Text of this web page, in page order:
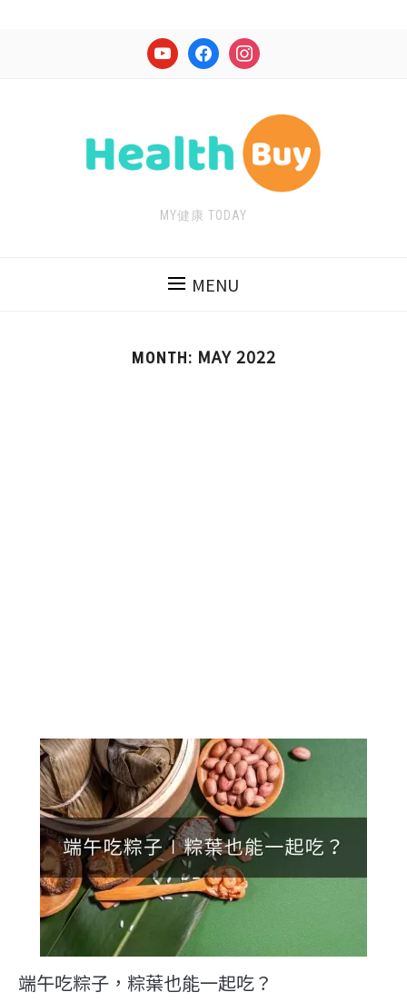
youtube facebookinstagram
MY健康 TODAY
MENU
MONTH: MAY 2022
端午吃粽子，粽葉也能一起吃？